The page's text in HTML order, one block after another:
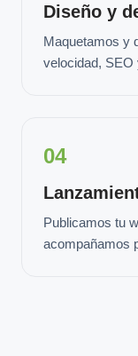
Diseño y
Maquetamos y
velocidad, SEO
04
Publicamos tu
acompañamos